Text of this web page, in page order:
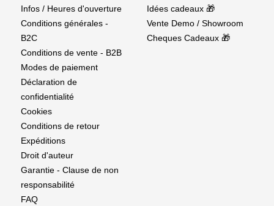
Infos / Heures d'ouverture
Conditions générales -
B2C
Conditions de vente - B2B
Modes de paiement
Déclaration de
confidentialité
Cookies
Conditions de retour
Expéditions
Droit d'auteur
Garantie - Clause de non
responsabilité
FAQ
Idées cadeaux 🎁
Vente Demo / Showroom
Cheques Cadeaux 🎁